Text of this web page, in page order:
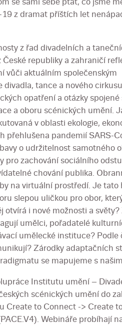
z dramat příštích let
z řad divadelních a
republiky a zahraničí
vůči aktuálním společenským
tance a nového
opatření a otázky spojené
a oboru scénických umění.
v oblasti ekologie,
přehlušena pandemií SARS-
o udržitelnost samotného
pro zachování sociálního
chování publika.
na virtuální prostředí. Je tato
slepou uličkou pro obor,
otvírá i nové možnosti a
umělci, pořadatelé
umělecké instituce? Podle
Zárodky adaptačních
se mapujeme s
Institutu umění –
scénických umění do
Create to Connect -> Create
Webináře probíhají